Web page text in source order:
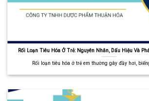
Rối Loạn Tiêu Hóa Ở Trẻ: Nguyên Nhân, Dấu Hiệu Và
Rối loạn tiêu hóa ở trẻ em thường gây đầy hơi,